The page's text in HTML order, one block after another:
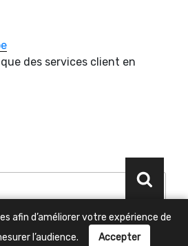
des services client en
afin d’améliorer votre expérience de
l’audience.
Accepter